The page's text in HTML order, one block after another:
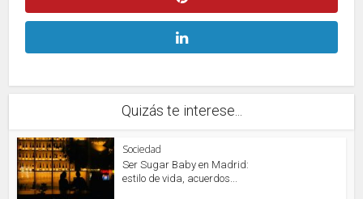
Quizás te interese...
Sociedad
Ser Sugar Baby en Madrid:
estilo de vida, acuerdos...